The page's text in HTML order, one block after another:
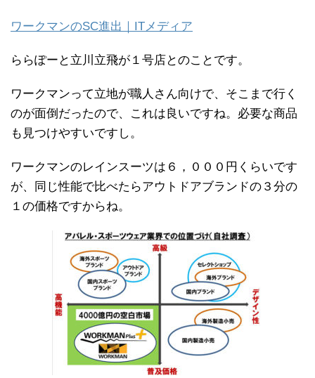
ワークマンのSC進出｜ITメディア
ららぽーと立川立飛が１号店とのことです。
ワークマンって立地が職人さん向けで、そこまで行く
のが面倒だったので、これは良いですね。必要な商品
も見つけやすいですし。
ワークマンのレインスーツは６，０００円くらいです
が、同じ性能で比べたらアウトドアブランドの３分の
１の価格ですからね。